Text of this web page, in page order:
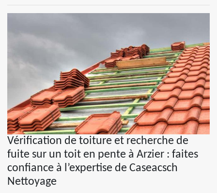
Vérification de toiture et recherche de
fuite sur un toit en pente à Arzier : faites
confiance à l’expertise de Caseacsch
Nettoyage